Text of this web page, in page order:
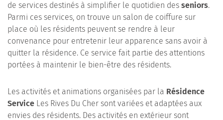
de services destinés à simplifier le quotidien des seniors.
Parmi ces services, on trouve un salon de coiffure sur
place où les résidents peuvent se rendre à leur
convenance pour entretenir leur apparence sans avoir à
quitter la résidence. Ce service fait partie des attentions
portées à maintenir le bien-être des résidents.
Les activités et animations organisées par la Résidence
Service Les Rives Du Cher sont variées et adaptées aux
envies des résidents. Des activités en extérieur sont